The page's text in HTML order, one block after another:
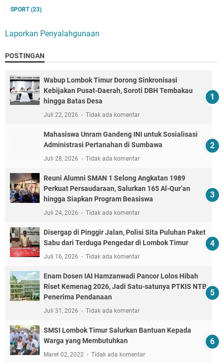
SPORT(23)
Laporkan Penyalahgunaan
POSTINGAN
Wabup Lombok Timur Dorong Sinkronisasi
Kebijakan Pusat-Daerah, Soroti DBH Tembakau
hingga Batas Desa
Juli 22, 2026 Tidak ada komentar
Mahasiswa Unram Gandeng INI untuk Sosialisasi
Administrasi Pertanahan di Sumbawa
Juli 28, 2026 Tidak ada komentar
Reuni Alumni SMAN 1 Selong Angkatan 1989
Perkuat Persaudaraan, Salurkan 165 Al-Qur’an
hingga Siapkan Program Beasiswa
Juli 24, 2026 Tidak ada komentar
Disergap di Pinggir Jalan, Polisi Sita Puluhan Paket
Sabu dari Terduga Pengedar di Lombok Timur
Juli 16, 2026 Tidak ada komentar
Enam Dosen IAI Hamzanwadi Pancor Lolos Hibah
Riset Kemenag 2026, Jadi Satu-satunya PTKIS NTB
Penerima Pendanaan
Juli 31, 2026 Tidak ada komentar
SMSI Lombok Timur Salurkan Bantuan Kepada
Warga yang Membutuhkan
Maret 02, 2022 Tidak ada komentar